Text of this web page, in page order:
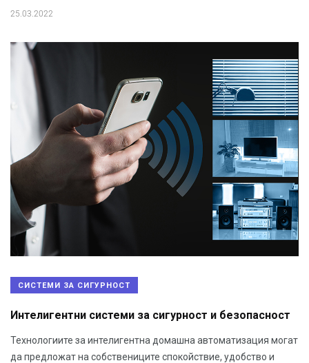
25.03.2022
СИСТЕМИ ЗА СИГУРНОСТ
Интелигентни системи за сигурност и безопасност
Технологиите за интелигентна домашна автоматизация могат
да предложат на собствениците спокойствие, удобство и